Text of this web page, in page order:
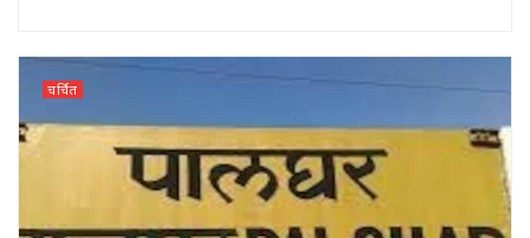
चर्चित